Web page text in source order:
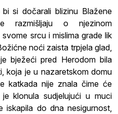
si dočarali blizinu Blažene
razmišljaju o njezinom
srcu i mislima grade lik
noći zaista trpjela glad,
bježeći pred Herodom bila
koja je u nazaretskom domu
katkada nije znala čime će
klonula sudjelujući u muci
do dna nesigurnost,